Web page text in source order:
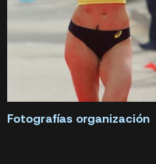
Fotografías organización